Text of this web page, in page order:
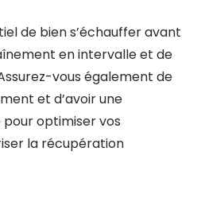
de bien s’échauffer avant
en intervalle et de
vous également de
et d’avoir une
optimiser vos
la récupération